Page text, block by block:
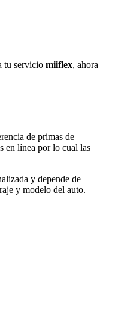
tu servicio miiflex, ahora
de primas de
en línea por lo cual las
y depende de
y modelo del auto.